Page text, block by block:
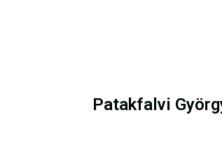
Patakfalvi